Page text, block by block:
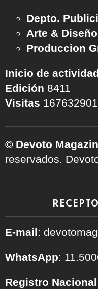
Depto.
Arte &
Produccion
Inicio de
Edición 8411
Visitas 167632901
© Devoto
reservados.
E-mail:
WhatsApp:
Registro